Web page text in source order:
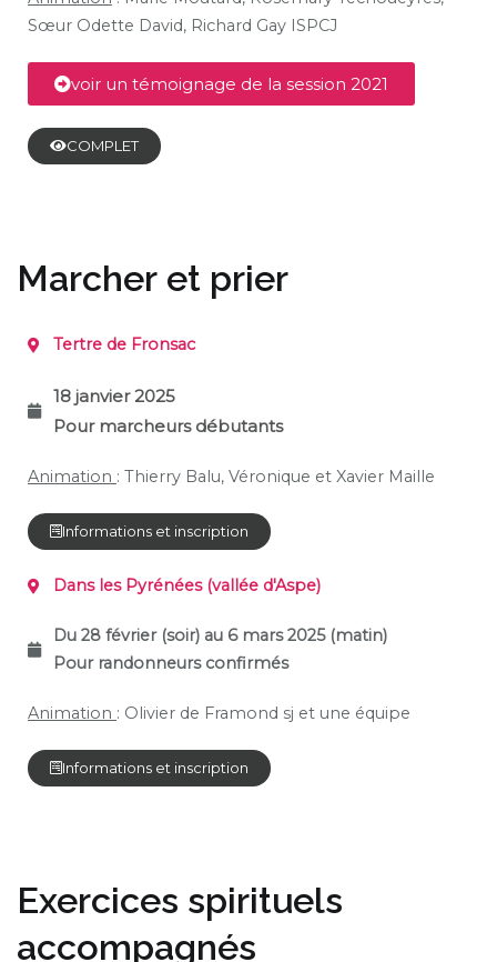
Sœur Odette David, Richard Gay ISPCJ
voir un témoignage de la session 2021
COMPLET
Marcher et prier
Tertre de Fronsac
18 janvier 2025
Pour marcheurs débutants
Animation : Thierry Balu, Véronique et Xavier Maille
Informations et inscription
Dans les Pyrénées (vallée d'Aspe)
Du 28 février (soir) au 6 mars 2025 (matin)
Pour randonneurs confirmés
Animation : Olivier de Framond sj et une équipe
Informations et inscription
Exercices spirituels
accompagnés